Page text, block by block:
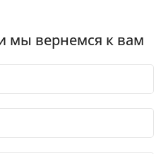
мы вернемся к вам